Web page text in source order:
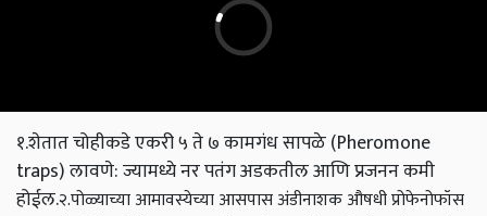
१.शेतात चोहीकडे एकरी ५ ते ७ कामगंध सापळे (Pheromone
traps) लावणे: ज्यामध्ये नर पतंग अडकतील आणि प्रजनन कमी
होईल.२.पोळ्याच्या आमावस्येच्या आसपास अंडीनाशक औषधी प्रोफेनोफॉस